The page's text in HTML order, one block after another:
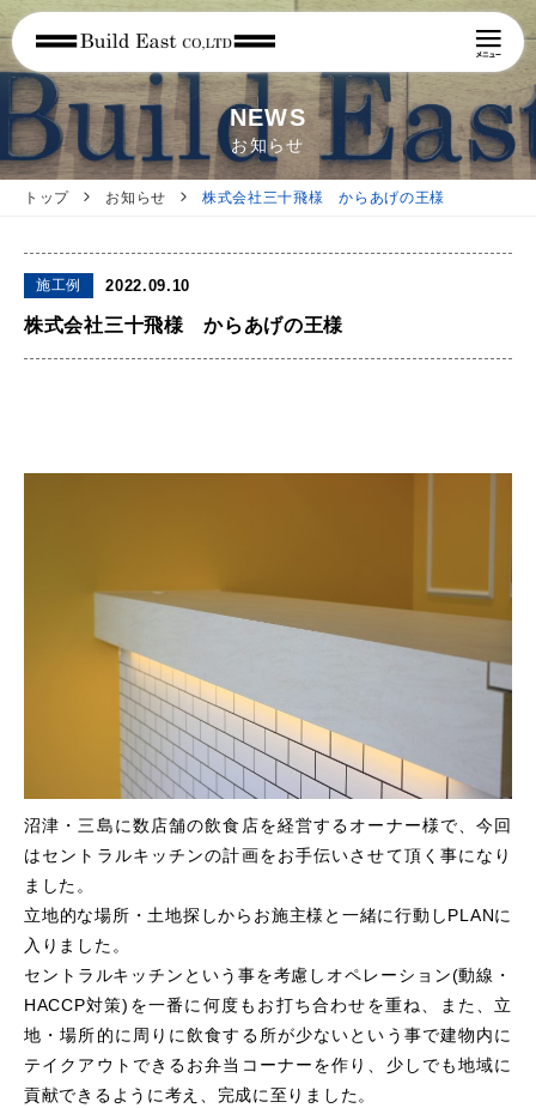
NEWS
お知らせ
トップ お知らせ 株式会社三十飛様 からあげの王様
施工例 2022.09.10
株式会社三十飛様 からあげの王様
沼津・三島に数店舗の飲食店を経営するオーナー様で、今回
はセントラルキッチンの計画をお手伝いさせて頂く事になり
ました。
立地的な場所・土地探しからお施主様と一緒に行動しPLANに
入りました。
セントラルキッチンという事を考慮しオペレーション(動線・
HACCP対策)を一番に何度もお打ち合わせを重ね、また、立
地・場所的に周りに飲食する所が少ないという事で建物内に
テイクアウトできるお弁当コーナーを作り、少しでも地域に
貢献できるように考え、完成に至りました。